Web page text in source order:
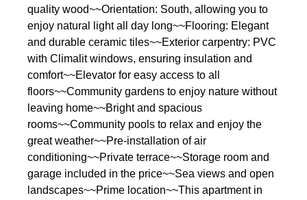
quality wood~~Orientation: South, allowing you to
enjoy natural light all day long~~Flooring: Elegant
and durable ceramic tiles~~Exterior carpentry: PVC
with Climalit windows, ensuring insulation and
comfort~~Elevator for easy access to all
floors~~Community gardens to enjoy nature without
leaving home~~Bright and spacious
rooms~~Community pools to relax and enjoy the
great weather~~Pre-installation of air
conditioning~~Private terrace~~Storage room and
garage included in the price~~Sea views and open
landscapes~~Prime location~~This apartment in